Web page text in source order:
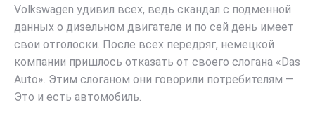
Volkswagen удивил всех, ведь скандал с подменной
данных о дизельном двигателе и по сей день имеет
свои отголоски. После всех передряг, немецкой
компании пришлось отказать от своего слогана «Das
Auto». Этим слоганом они говорили потребителям —
Это и есть автомобиль.